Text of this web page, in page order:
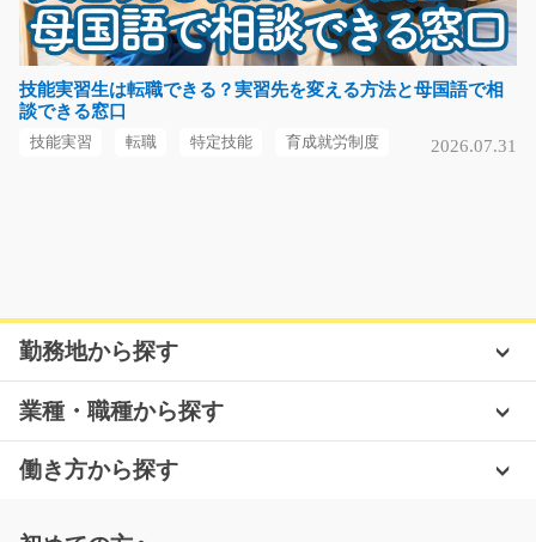
工業用ケーブルの目視検査のお仕事/y08_01254
空調完備のキレイな職場です！工業用ケーブルの目視検
査をお任せします♪重…
長期（3ヶ月以上）
時給1000円
アルミの自動車部品の機械オペレーター/y01_0085
3急募
☆機械オペレーターの経験は不要です☆ボタンをピッと
押すだけのかんたん操…
長期（3ヶ月以上）
時給1200円～
技能実習生は転職できる？実習先を変える方法と母国語で相
談できる窓口
技能実習 転職 特定技能 育成就労制度 2026.07.31
勤務地から探す
業種・職種から探す
働き方から探す